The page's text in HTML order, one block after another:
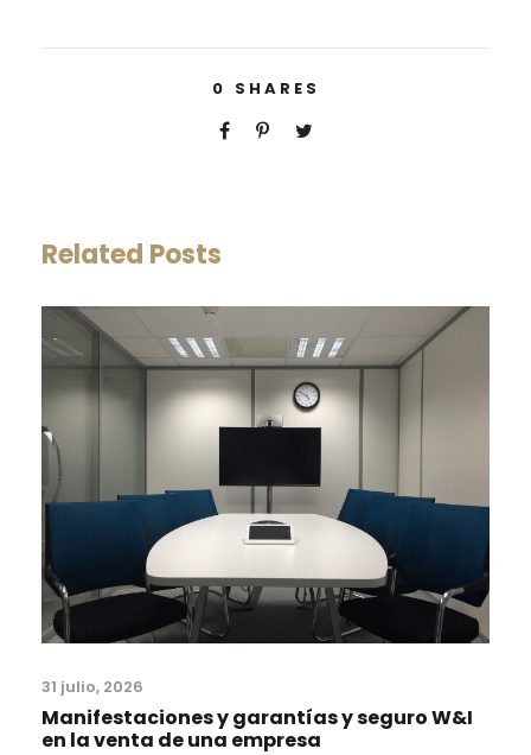
0 SHARES
Related Posts
31 julio, 2026
Manifestaciones y garantías y seguro W&I
en la venta de una empresa